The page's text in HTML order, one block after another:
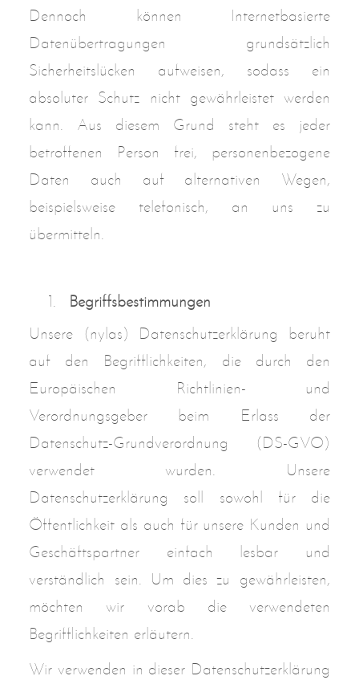
Dennoch können Internetbasierte
Datenübertragungen grundsätzlich
Sicherheitslücken aufweisen, sodass ein
absoluter Schutz nicht gewährleistet werden
kann. Aus diesem Grund steht es jeder
betroffenen Person frei, personenbezogene
Daten auch auf alternativen Wegen,
beispielsweise telefonisch, an uns zu
übermitteln.
Begriffsbestimmungen
Unsere (nylas) Datenschutzerklärung beruht
auf den Begrifflichkeiten, die durch den
Europäischen Richtlinien- und
Verordnungsgeber beim Erlass der
Datenschutz-Grundverordnung (DS-GVO)
verwendet wurden. Unsere
Datenschutzerklärung soll sowohl für die
Öffentlichkeit als auch für unsere Kunden und
Geschäftspartner einfach lesbar und
verständlich sein. Um dies zu gewährleisten,
möchten wir vorab die verwendeten
Begrifflichkeiten erläutern.
Wir verwenden in dieser Datenschutzerklärung